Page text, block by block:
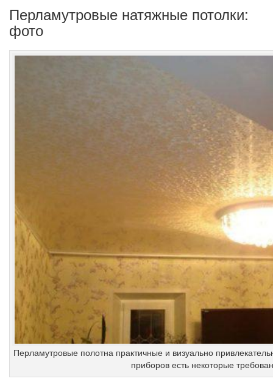
Перламутровые натяжные потолки:
фото
Перламутровые полотна практичные и визуально
приборов есть некоторые